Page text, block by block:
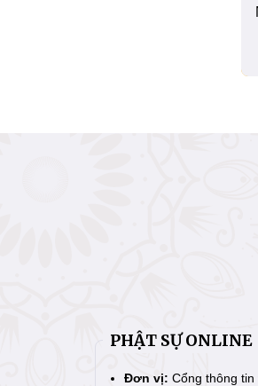
PHẬT SỰ ONLINE
Đơn vị: Cổng thông